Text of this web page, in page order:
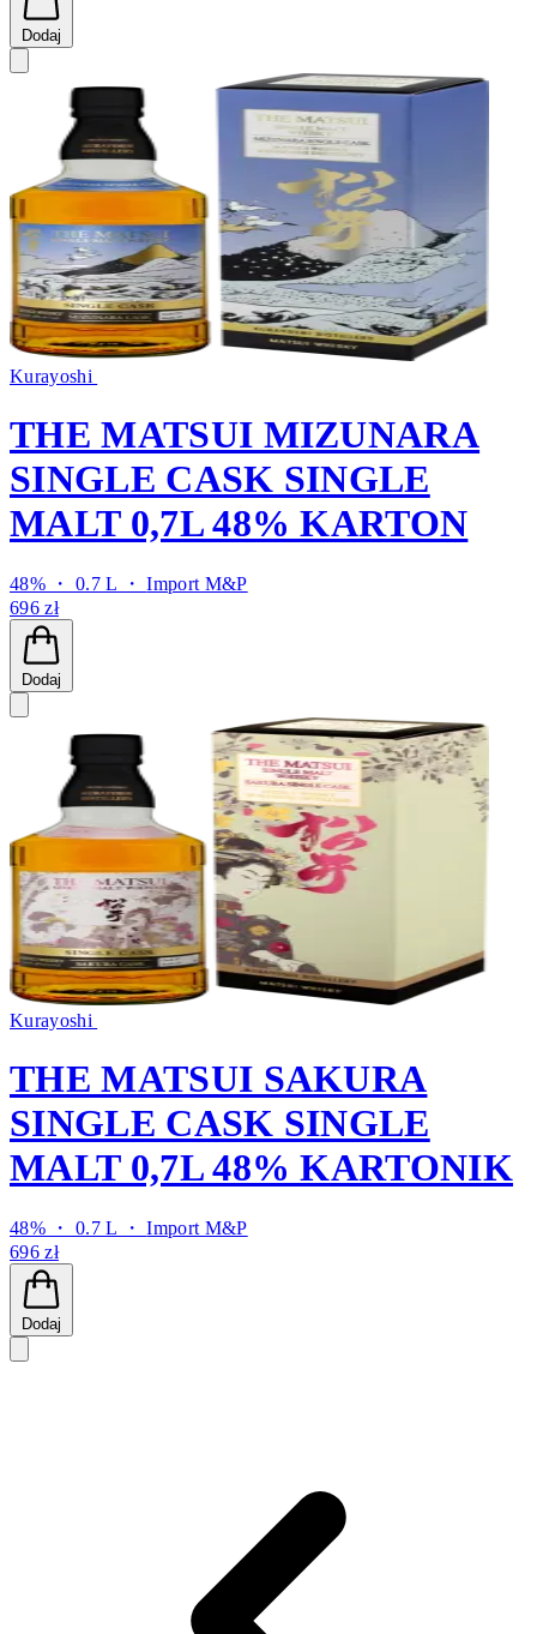
Dodaj
Kurayoshi
THE MATSUI MIZUNARA
SINGLE CASK SINGLE
MALT 0,7L 48% KARTON
48% ・ 0.7 L ・Import M&P
696 zł
Dodaj
Kurayoshi
THE MATSUI SAKURA
SINGLE CASK SINGLE
MALT 0,7L 48% KARTONIK
48% ・ 0.7 L ・Import M&P
696 zł
Dodaj